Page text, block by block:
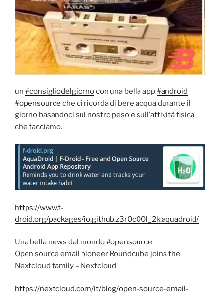
un #consigliodelgiornocon una bella app#android
#opensource che ci ricorda di bere acqua durante il
giorno basandoci sul nostro peso e sull’attività fisica
che facciamo.
https://www.f-
droid.org/packages/io.github.z3r0c00l_2k.aquadroid/
Una bella news dal mondo#opensource
Open source email pioneer Roundcube joins the
Nextcloud family – Nextcloud
https://nextcloud.com/it/blog/open-source-email-